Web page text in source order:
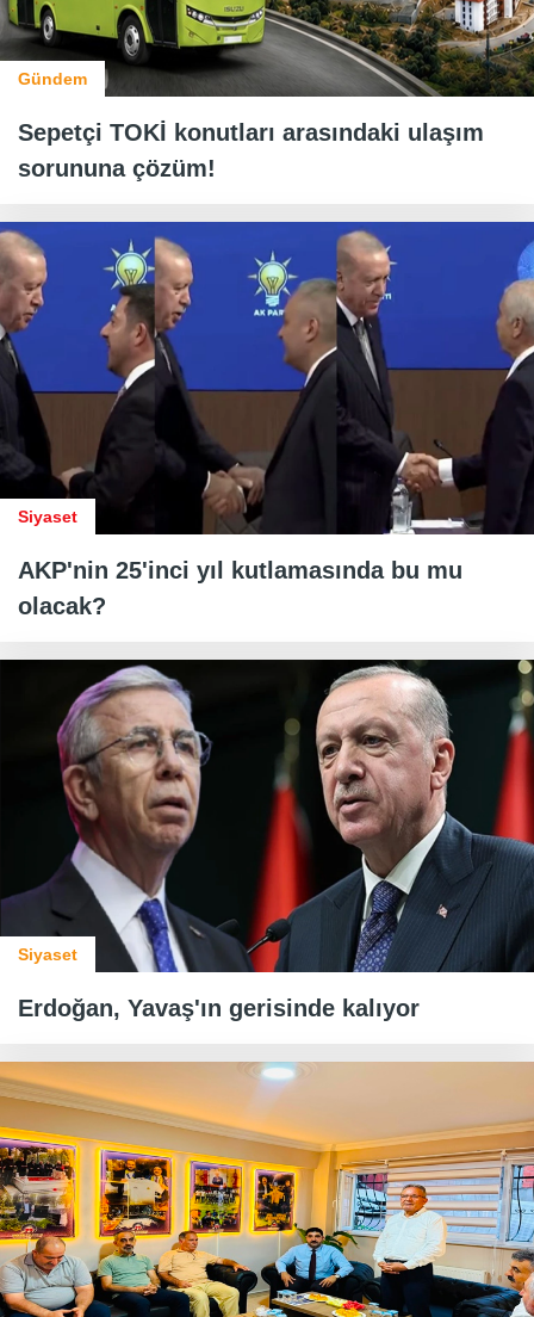
Gündem
Sepetçi TOKİ konutları arasındaki ulaşım
sorununa çözüm!
Siyaset
AKP'nin 25'inci yıl kutlamasında bu mu
olacak?
Siyaset
Erdoğan, Yavaş'ın gerisinde kalıyor